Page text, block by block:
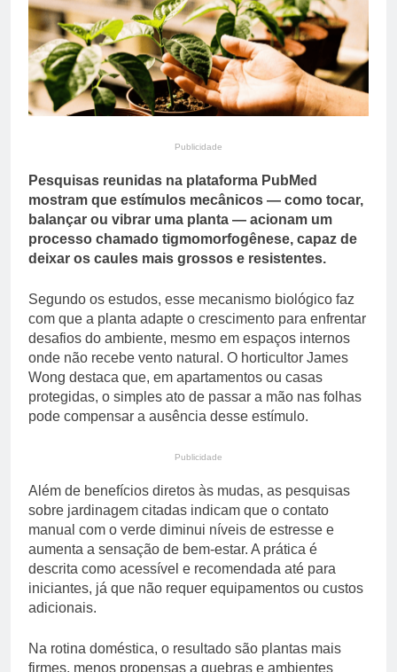
reacende debate sobre
punição a juiz Adriano
Morelli
10 Horas Ago
PT divulga diretrizes do
novo plano de governo
de Lula para a reeleição
10 Horas Ago
Publicidade
Pesquisas reunidas na plataforma PubMed
mostram que estímulos mecânicos — como tocar,
balançar ou vibrar uma planta — acionam um
processo chamado tigmomorfogênese, capaz de
deixar os caules mais grossos e resistentes.
Segundo os estudos, esse mecanismo biológico faz
com que a planta adapte o crescimento para enfrentar
desafios do ambiente, mesmo em espaços internos
onde não recebe vento natural. O horticultor James
Wong destaca que, em apartamentos ou casas
protegidas, o simples ato de passar a mão nas folhas
pode compensar a ausência desse estímulo.
Publicidade
Além de benefícios diretos às mudas, as pesquisas
sobre jardinagem citadas indicam que o contato
manual com o verde diminui níveis de estresse e
aumenta a sensação de bem-estar. A prática é
descrita como acessível e recomendada até para
iniciantes, já que não requer equipamentos ou custos
adicionais.
Na rotina doméstica, o resultado são plantas mais
firmes, menos propensas a quebras e ambientes